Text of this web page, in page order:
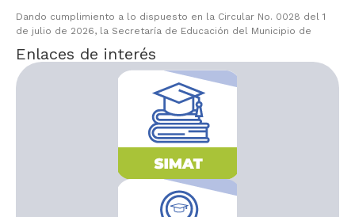
Dando cumplimiento a lo dispuesto en la Circular No. 0028 del 1
de julio de 2026, la Secretaría de Educación del Municipio de
Enlaces de interés